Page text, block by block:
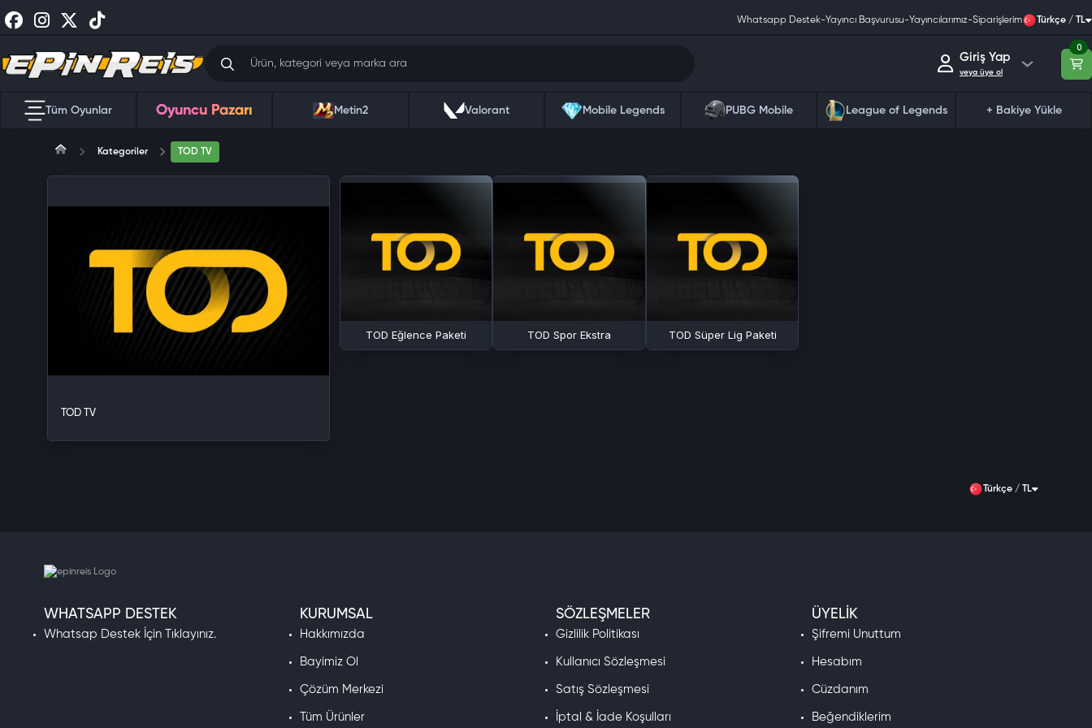
Whatsapp Destek-Yayıncı Başvurusu-Yayıncılarımız-Siparişlerim Türkçe / TL
Giriş Yap
veya üye ol
0
Tüm Oyunlar Oyuncu Pazarı Metin2 Valorant Mobile Legends PUBG Mobile League of Legends + Bakiye Yükle
Kategoriler TOD TV
TOD TV
TOD Eğlence Paketi TOD Spor Ekstra TOD Süper Lig Paketi
Türkçe / TL
WHATSAPP DESTEK
Whatsap Destek İçin Tıklayınız.
KURUMSAL
Hakkımızda
Bayimiz Ol
Çözüm Merkezi
Tüm Ürünler
SÖZLEŞMELER
Gizlilik Politikası
Kullanıcı Sözleşmesi
Satış Sözleşmesi
İptal & İade Koşulları
ÜYELIK
Şifremi Unuttum
Hesabım
Cüzdanım
Beğendiklerim